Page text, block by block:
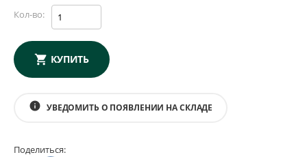
Кол-во:
КУПИТЬ
info УВЕДОМИТЬ О ПОЯВЛЕНИИ НА СКЛАДЕ
Поделиться: